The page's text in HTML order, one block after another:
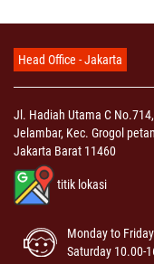
Head Office - Jakarta
Jl. Hadiah Utama C
Jelambar, Kec. Grogol
Jakarta Barat 11460
titik lokasi
Monday to
Saturday 10.00-